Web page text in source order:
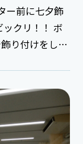
ー前に七夕飾
り付けをしま